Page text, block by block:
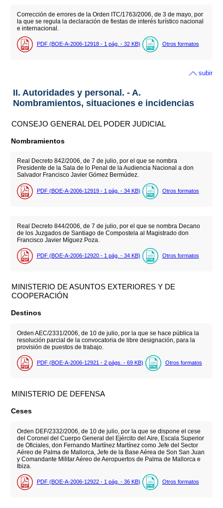
Corrección de errores de la Orden ITC/1763/2006, de 3 de mayo, por
la que se regula la declaración de fiestas de interés turístico nacional
e internacional.
PDF (BOE-A-2006-12918 - 1 pág. - 32 KB) Otros formatos
subir
II. Autoridades y personal. - A.
Nombramientos, situaciones e incidencias
CONSEJO GENERAL DEL PODER JUDICIAL
Nombramientos
Real Decreto 842/2006, de 7 de julio, por el que se nombra
Presidente de la Sala de lo Penal de la Audiencia Nacional a don
Salvador Francisco Javier Gómez Bermúdez.
PDF (BOE-A-2006-12919 - 1 pág. - 34 KB) Otros formatos
Real Decreto 844/2006, de 7 de julio, por el que se nombra Decano
de los Juzgados de Santiago de Compostela al Magistrado don
Francisco Javier Míguez Poza.
PDF (BOE-A-2006-12920 - 1 pág. - 34 KB) Otros formatos
MINISTERIO DE ASUNTOS EXTERIORES Y DE
COOPERACIÓN
Destinos
Orden AEC/2331/2006, de 10 de julio, por la que se hace pública la
resolución parcial de la convocatoria de libre designación, para la
provisión de puestos de trabajo.
PDF (BOE-A-2006-12921 - 2 págs. - 69 KB) Otros formatos
MINISTERIO DE DEFENSA
Ceses
Orden DEF/2332/2006, de 10 de julio, por la que se dispone el cese
del Coronel del Cuerpo General del Ejército del Aire, Escala Superior
de Oficiales, don Fernando Martínez Martínez como Jefe del Sector
Aéreo de Palma de Mallorca, Jefe de la Base Aérea de Son San Juan
y Comandante Militar Aéreo de Aeropuertos de Palma de Mallorca e
Ibiza.
PDF (BOE-A-2006-12922 - 1 pág. - 36 KB) Otros formatos